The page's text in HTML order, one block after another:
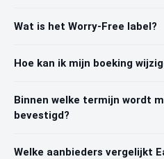
Wat is het Worry-Free label?
Hoe kan ik mijn boeking
Binnen welke termijn wordt
bevestigd?
Welke aanbieders vergelijkt